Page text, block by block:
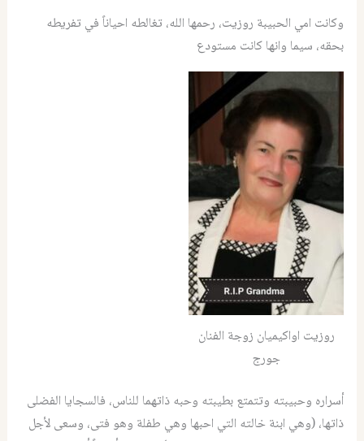
وكانت امي الحبيبة روزيت، رحمها الله، تغالطه احياناً في تفريطه
بحقه، سيما وانها كانت مستودع
روزيت اواكيميان زوجة الفنان
جورج
أسراره وحبيبته وتتمتع بطيبته وحبه ذاتهما للناس، فالسجايا الفضلى
ذاتها، (وهي ابنة خالته التي احبها وهي طفلة وهو فتى، وسعى لأجل